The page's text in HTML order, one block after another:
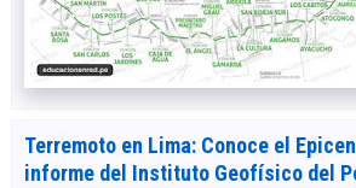
Terremoto en Lima: Conoce el
informe del Instituto Geofísico del